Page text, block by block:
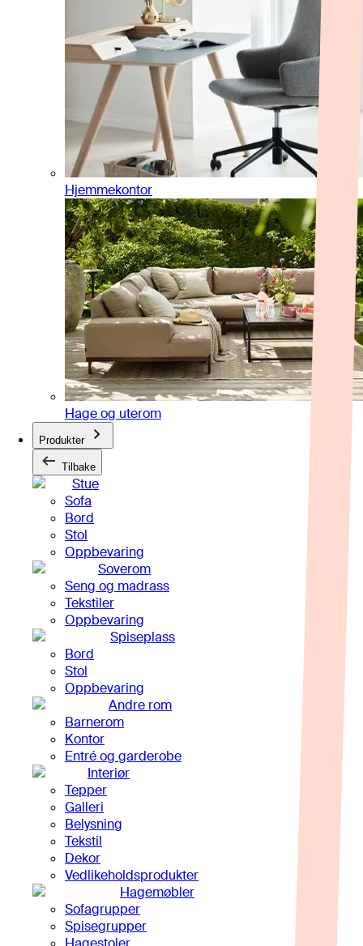
Hjemmekontor
Hage og uterom
Produkter
Tilbake
Stue
Sofa
Bord
Stol
Oppbevaring
Soverom
Seng og madrass
Tekstiler
Oppbevaring
Spiseplass
Bord
Stol
Oppbevaring
Andre rom
Barnerom
Kontor
Entré og garderobe
Interiør
Tepper
Galleri
Belysning
Tekstil
Dekor
Vedlikeholdsprodukter
Hagemøbler
Sofagrupper
Spisegrupper